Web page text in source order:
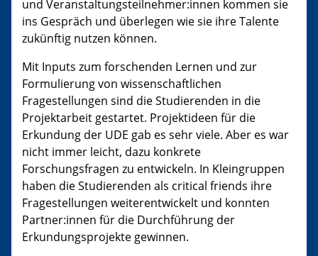
und Veranstaltungsteilnehmer:innen kommen sie
ins Gespräch und überlegen wie sie ihre Talente
zukünftig nutzen können.
Mit Inputs zum forschenden Lernen und zur
Formulierung von wissenschaftlichen
Fragestellungen sind die Studierenden in die
Projektarbeit gestartet. Projektideen für die
Erkundung der UDE gab es sehr viele. Aber es war
nicht immer leicht, dazu konkrete
Forschungsfragen zu entwickeln. In Kleingruppen
haben die Studierenden als critical friends ihre
Fragestellungen weiterentwickelt und konnten
Partner:innen für die Durchführung der
Erkundungsprojekte gewinnen.